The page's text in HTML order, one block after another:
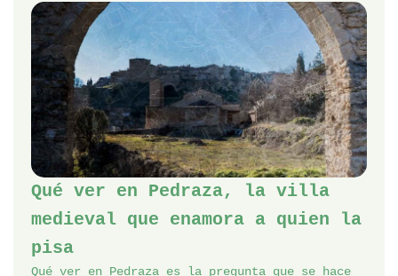
Qué ver en Pedraza, la villa
medieval que enamora a quien la
pisa
Qué ver en Pedraza es la pregunta que se hace